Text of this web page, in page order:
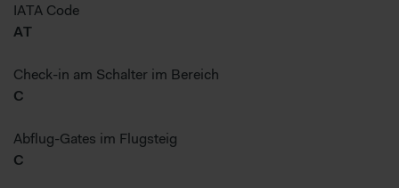
IATA Code
AT
Check-in am Schalter im Bereich
C
Abflug-Gates im Flugsteig
C